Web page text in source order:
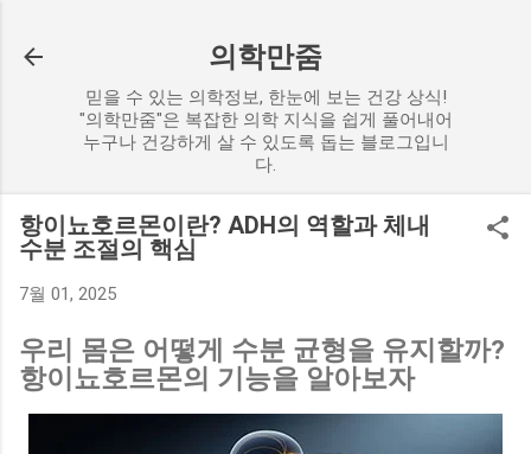
의학만줌
믿을 수 있는 의학정보, 한눈에 보는 건강 상식!
"의학만줌"은 복잡한 의학 지식을 쉽게 풀어내어
누구나 건강하게 살 수 있도록 돕는 블로그입니
다.
항이뇨호르몬이란? ADH의 역할과 체내
수분 조절의 핵심
7월 01, 2025
우리 몸은 어떻게 수분 균형을 유지할까?
항이뇨호르몬의 기능을 알아보자